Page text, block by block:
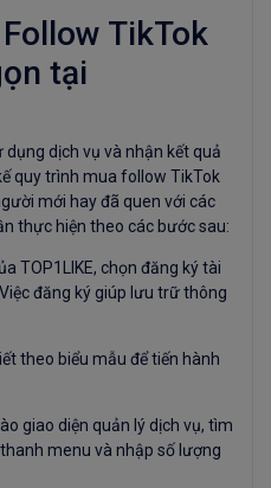
TikTok
tại
dịch vụ và nhận kết quả
quy trình mua follow TikTok
mới hay đã quen với các
thực hiện theo các bước sau:
TOP1LIKE, chọn đăng ký tài
đăng ký giúp lưu trữ thông
theo biểu mẫu để tiến hành
giao diện quản lý dịch vụ, tìm
menu và nhập số lượng